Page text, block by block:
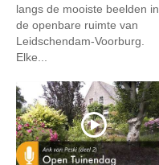
langs de mooiste beelden in
de openbare ruimte van
Leidschendam-Voorburg.
Elke...